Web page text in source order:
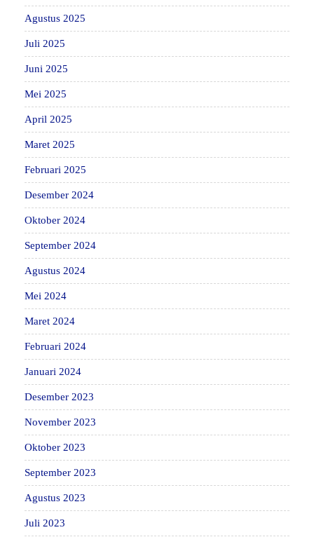
Agustus 2025
Juli 2025
Juni 2025
Mei 2025
April 2025
Maret 2025
Februari 2025
Desember 2024
Oktober 2024
September 2024
Agustus 2024
Mei 2024
Maret 2024
Februari 2024
Januari 2024
Desember 2023
November 2023
Oktober 2023
September 2023
Agustus 2023
Juli 2023